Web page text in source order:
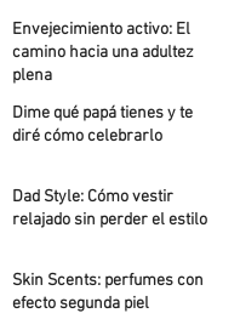
Envejecimiento activo: El
camino hacia una adultez
plena
Alejandra Roldán
Dime qué papá tienes y te
diré cómo celebrarlo
Dad Style: Cómo vestir
relajado sin perder el estilo
Skin Scents: perfumes con
efecto segunda piel